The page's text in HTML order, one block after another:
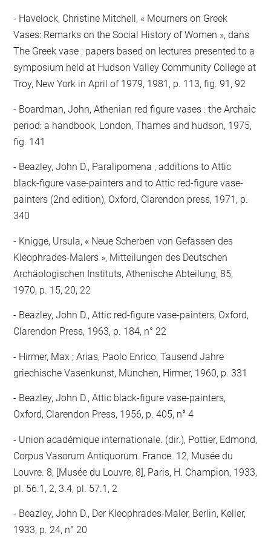
Havelock, Christine Mitchell, « Mourners on Greek
Vases: Remarks on the Social History of Women », dans
The Greek vase : papers based on lectures presented to a
symposium held at Hudson Valley Community College at
Troy, New York in April of 1979, 1981, p. 113, fig. 91, 92
Boardman, John, Athenian red figure vases : the Archaic
period: a handbook, London, Thames and hudson, 1975,
fig. 141
Beazley, John D., Paralipomena , additions to Attic
black-figure vase-painters and to Attic red-figure vase-
painters (2nd edition), Oxford, Clarendon press, 1971, p.
340
Knigge, Ursula, « Neue Scherben von Gefässen des
Kleophrades-Malers », Mitteilungen des Deutschen
Archäologischen Instituts, Athenische Abteilung, 85,
1970, p. 15, 20, 22
Beazley, John D., Attic red-figure vase-painters, Oxford,
Clarendon Press, 1963, p. 184, n° 22
Hirmer, Max ; Arias, Paolo Enrico, Tausend Jahre
griechische Vasenkunst, München, Hirmer, 1960, p. 331
Beazley, John D., Attic black-figure vase-painters,
Oxford, Clarendon Press, 1956, p. 405, n° 4
Union académique internationale. (dir.), Pottier, Edmond,
Corpus Vasorum Antiquorum. France. 12, Musée du
Louvre. 8, [Musée du Louvre, 8], Paris, H. Champion, 1933,
pl. 56.1, 2, 3.4, pl. 57.1, 2
Beazley, John D., Der Kleophrades-Maler, Berlin, Keller,
1933, p. 24, n° 20